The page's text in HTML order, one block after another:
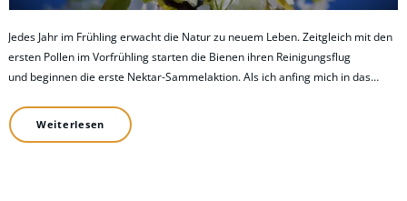
Jedes Jahr im Frühling erwacht die Natur zu neuem Leben. Zeitgleich mit den
ersten Pollen im Vorfrühling starten die Bienen ihren Reinigungsflug
und beginnen die erste Nektar-Sammelaktion. Als ich anfing mich in das…
Weiterlesen